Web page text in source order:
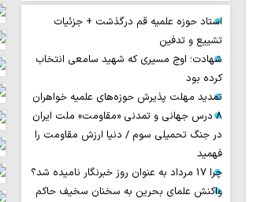
استاد حوزه علمیه قم درگذشت + جزئیات
تشییع و تدفین
شهادت؛ اوج مسیری که شهید سامعی انتخاب
کرده بود
تمدید مهلت پذیرش حوزه‌های علمیه خواهران
۸ درس جهانی و تمدنی «مقاومت» ملت ایران
در جنگ تحمیلی سوم / دنیا ارزش مقاومت را
فهمید
چرا 17 مرداد به عنوان روز خبرنگار نامیده شد؟
واکنش علمای بحرین به سخنان سخیف حاکم